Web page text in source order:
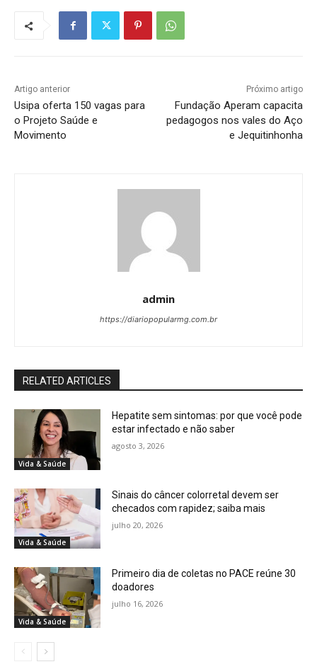
Artigo anterior
Usipa oferta 150 vagas para
o Projeto Saúde e
Movimento
Próximo artigo
Fundação Aperam capacita
pedagogos nos vales do Aço
e Jequitinhonha
admin
https://diariopopularmg.com.br
RELATED ARTICLES
Vida & Saúde
Hepatite sem sintomas: por que você pode
estar infectado e não saber
agosto 3, 2026
Vida & Saúde
Sinais do câncer colorretal devem ser
checados com rapidez; saiba mais
julho 20, 2026
Vida & Saúde
Primeiro dia de coletas no PACE reúne 30
doadores
julho 16, 2026